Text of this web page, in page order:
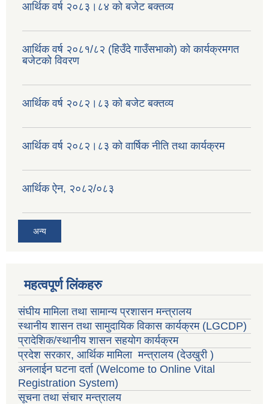
आर्थिक वर्ष २०८३।८४ को बजेट बक्तव्य
आर्थिक वर्ष २०८१/८२ (हिउँदे गाउँसभाको) को कार्यक्रमगत
बजेटको विवरण
आर्थिक वर्ष २०८२।८३ को बजेट बक्तव्य
आर्थिक वर्ष २०८२।८३ को वार्षिक नीति तथा कार्यक्रम
आर्थिक ऐन, २०८२/०८३
अन्य
महत्वपूर्ण लिंकहरु
संघीय मामिला तथा सामान्य प्रशासन मन्त्रालय
स्थानीय शासन तथा सामुदायिक विकास कार्यक्रम (LGCDP)
प्रादेशिक/स्थानीय शासन सहयोग कार्यक्रम
प्रदेश सरकार, आर्थिक मामिला मन्त्रालय (देउखुरी )
अनलाईन घटना दर्ता (Welcome to Online Vital
Registration System)
सूचना तथा संचार मन्त्रालय